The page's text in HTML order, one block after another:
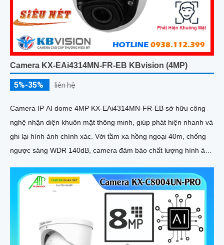
Camera KX-EAi4314MN-FR-EB KBvision (4MP)
5%-35% liên hệ
Camera IP AI dome 4MP KX-EAi4314MN-FR-EB sở hữu công
nghệ nhận diện khuôn mặt thông minh, giúp phát hiện nhanh và
ghi lại hình ảnh chính xác. Với tầm xa hồng ngoại 40m, chống
ngược sáng WDR 140dB, camera đảm bảo chất lượng hình ảnh